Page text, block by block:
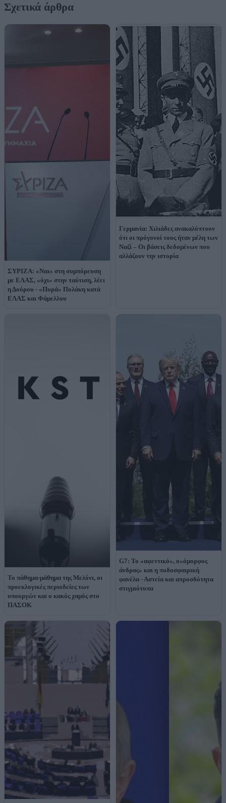
Σχετικά άρθρα
ΣΥΡΙΖΑ: «Ναι» στη συμπόρευση
με ΕΛΑΣ, «όχι» στην ταύτιση, λέει
η Δούρου - «Πυρά» Πολάκη κατά
ΕΛΑΣ και Φάμελλου
Γερμανία: Χιλιάδες ανακαλύπτουν
ότι οι πρόγονοί τους ήταν μέλη των
Ναζί – Οι βάσεις δεδομένων που
αλλάζουν την ιστορία
Το πάθημα-μάθημα της Μελόνι, οι
προεκλογικές περιοδείες των
υπουργών και ο κακός χαμός στο
ΠΑΣΟΚ
G7: Το «αφεντικό», ο«όμορφος
άνδρας» και η ποδοσφαιρική
φανέλα - Αστεία και απροσδότητα
στιγμιότυπα